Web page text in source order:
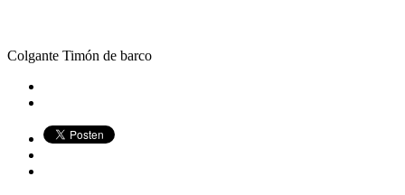
Colgante Timón de barco